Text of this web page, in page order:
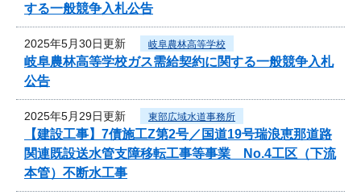
する一般競争入札公告
2025年5月30日更新 岐阜農林高等学校
岐阜農林高等学校ガス需給契約に関する一般競争入札
公告
2025年5月29日更新 東部広域水道事務所
【建設工事】7債施工Z第2号／国道19号瑞浪恵那道路
関連既設送水管支障移転工事等事業 No.4工区（下流
本管）不断水工事